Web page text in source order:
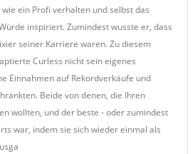
ein Profi verhalten und selbst das
inspiriert. Zumindest wusste er, dass
seiner Karriere waren. Zu diesem
Curless nicht sein eigenes
Einnahmen auf Rekordverkäufe und
Beide von denen, die Ihren
wollten, und der beste - oder zumindest
war, indem sie sich wieder einmal als